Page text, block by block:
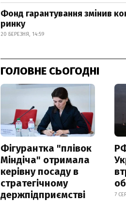
Фонд гарантування змінив
ринку
20 БЕРЕЗНЯ, 14:59
ГОЛОВНЕ СЬОГОДНІ
Фігурантка "плівок
Міндіча" отримала
керівну посаду в
стратегічному
держпідприємстві
7